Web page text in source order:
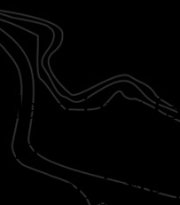
jarig
in 2
jarig